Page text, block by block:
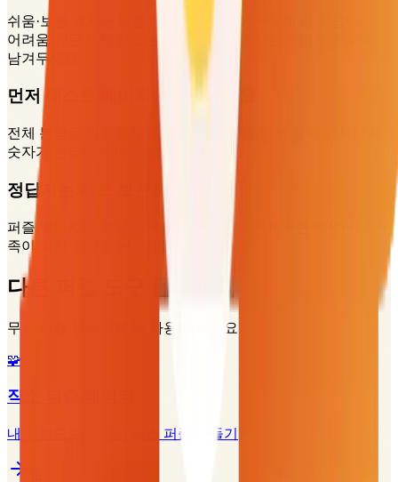
쉬움·보통 격자는 어린이나 캐주얼 사용자에게 잘 맞습니다.
어려움·전문가 난이도는 진짜 도전을 원하는 숙련자를 위해
남겨두세요.
먼저 테스트 페이지를 인쇄하세요
전체 분량을 인쇄하기 전에 퍼즐 한 장을 먼저 뽑아 격자선과
숫자가 선명하게 나오는지 확인하세요.
정답지는 따로 보관하세요
퍼즐 페이지와 정답지 페이지를 별도로 인쇄하면 학생이나 가
족이 미리 정답을 볼 수 없습니다.
다른 퍼즐 도구 둘러보기
무료 퍼즐 생성기를 더 사용해 보세요
🧩
직소 퍼즐 메이커
내 사진으로 나만의 직소 퍼즐 만들기